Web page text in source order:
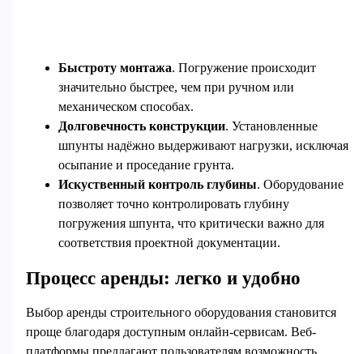
Быстроту монтажа. Погружение происходит
значительно быстрее, чем при ручном или
механическом способах.
Долговечность конструкции. Установленные
шпунты надёжно выдерживают нагрузки, исключая
осыпание и проседание грунта.
Искуственный контроль глубины. Оборудование
позволяет точно контролировать глубину
погружения шпунта, что критически важно для
соответствия проектной документации.
Процесс аренды: легко и удобно
Выбор аренды строительного оборудования становится
проще благодаря доступным онлайн-сервисам. Веб-